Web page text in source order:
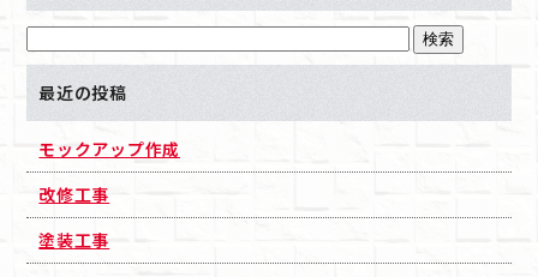
最近の投稿
モックアップ作成
改修工事
塗装工事